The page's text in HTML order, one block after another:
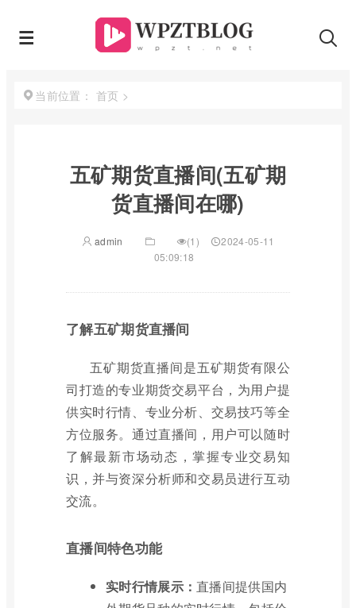
当前位置： 首页 >
五矿期货直播间(五矿期
货直播间在哪)
admin (1)
2024-05-11
05:09:18
了解五矿期货直播间
五矿期货直播间是五矿期货有限公
司打造的专业期货交易平台，为用户提
供实时行情、专业分析、交易技巧等全
方位服务。通过直播间，用户可以随时
了解最新市场动态，掌握专业交易知
识，并与资深分析师和交易员进行互动
交流。
直播间特色功能
实时行情展示： 直播间提供国内